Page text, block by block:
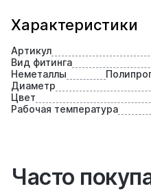
Характеристики
Артикул
Вид фитинга
Неметаллы
Диаметр
Цвет
Рабочая температура
Часто